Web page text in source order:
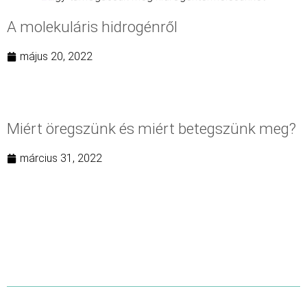
A molekuláris hidrogénről
május 20, 2022
Miért öregszünk és miért betegszünk meg?
március 31, 2022